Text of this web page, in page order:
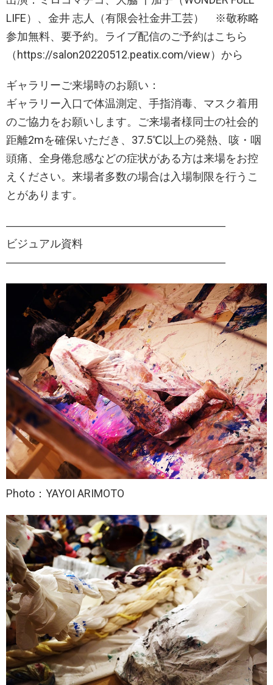
LIFE）、金井 志人（有限会社金井工芸） ※敬称略
参加無料、要予約。ライブ配信のご予約はこちら
（https://salon20220512.peatix.com/view）から
ギャラリーご来場時のお願い：
ギャラリー入口で体温測定、手指消毒、マスク着用
のご協力をお願いします。ご来場者様同士の社会的
距離2mを確保いただき、37.5℃以上の発熱、咳・咽
頭痛、全身倦怠感などの症状がある方は来場をお控
えください。来場者多数の場合は入場制限を行うこ
とがあります。
――――――――――――――――――――
ビジュアル資料
――――――――――――――――――――
Photo：YAYOI ARIMOTO